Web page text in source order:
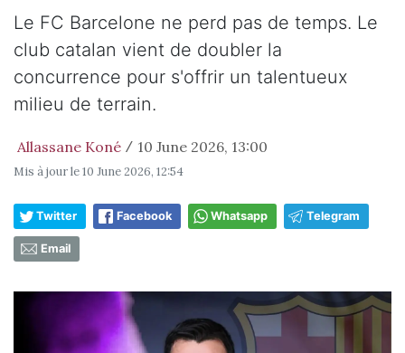
Le FC Barcelone ne perd pas de temps. Le
club catalan vient de doubler la
concurrence pour s'offrir un talentueux
milieu de terrain.
Allassane Koné / 10 June 2026, 13:00
Mis à jour le10 June 2026, 12:54
Twitter Facebook Whatsapp Telegram
Email